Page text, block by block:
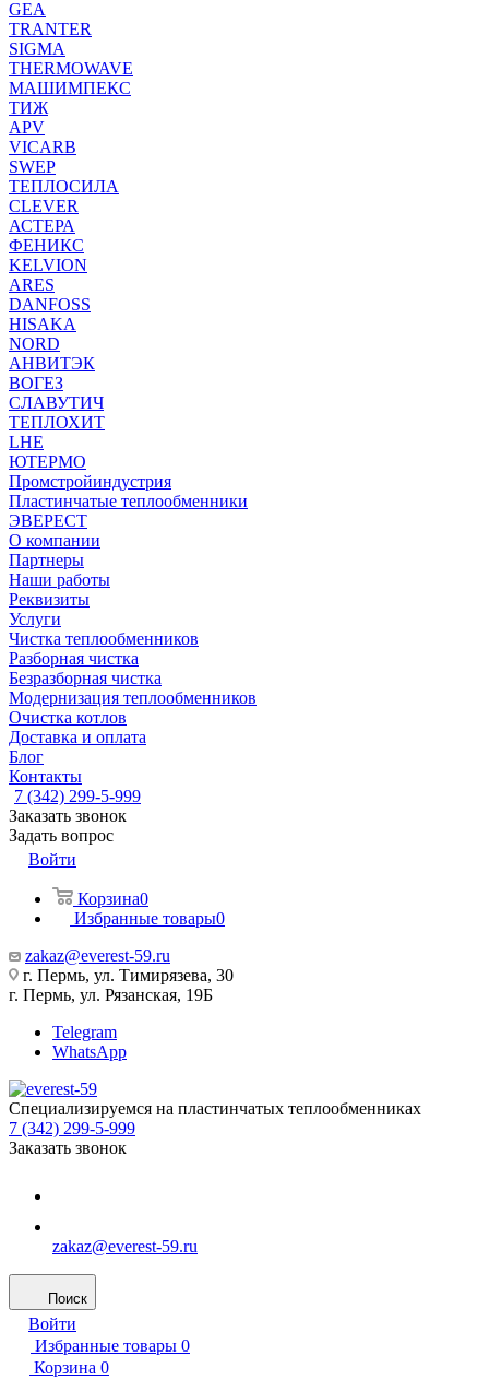
GEA
TRANTER
SIGMA
THERMOWAVE
МАШИМПЕКС
ТИЖ
APV
VICARB
SWEP
ТЕПЛОСИЛА
CLEVER
АСТЕРА
ФЕНИКС
KELVION
ARES
DANFOSS
HISAKA
NORD
АНВИТЭК
ВОГЕЗ
СЛАВУТИЧ
ТЕПЛОХИТ
LHE
ЮТЕРМО
Промстройиндустрия
Пластинчатые теплообменники
ЭВЕРЕСТ
О компании
Партнеры
Наши работы
Реквизиты
Услуги
Чистка теплообменников
Разборная чистка
Безразборная чистка
Модернизация теплообменников
Очистка котлов
Доставка и оплата
Блог
Контакты
7 (342) 299-5-999
Заказать звонок
Задать вопрос
Войти
Корзина0
Избранные товары0
zakaz@everest-59.ru
г. Пермь, ул. Тимирязева, 30
г. Пермь, ул. Рязанская, 19Б
Telegram
WhatsApp
Специализируемся на пластинчатых теплообменниках
7 (342) 299-5-999
Заказать звонок
zakaz@everest-59.ru
Поиск
Войти
Избранные товары 0
Корзина 0